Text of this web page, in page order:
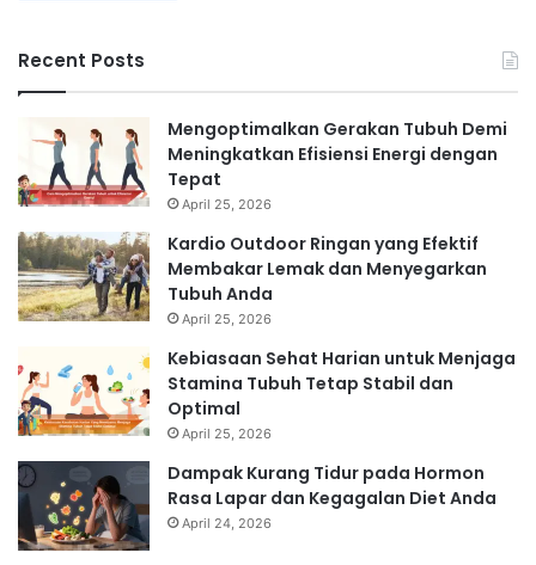
Recent Posts
Mengoptimalkan Gerakan Tubuh Demi
Meningkatkan Efisiensi Energi dengan
Tepat
April 25, 2026
Kardio Outdoor Ringan yang Efektif
Membakar Lemak dan Menyegarkan
Tubuh Anda
April 25, 2026
Kebiasaan Sehat Harian untuk Menjaga
Stamina Tubuh Tetap Stabil dan
Optimal
April 25, 2026
Dampak Kurang Tidur pada Hormon
Rasa Lapar dan Kegagalan Diet Anda
April 24, 2026